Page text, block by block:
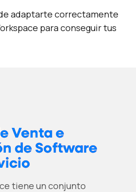
adaptarte correctamente
para conseguir tus
Venta e
de Software
tiene un conjunto